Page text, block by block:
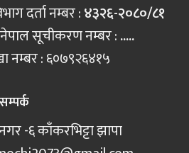
दर्ता नम्बर :४३२६-२०८०/८१
सूचीकरण नम्बर :.....
नम्बर : ६०७९२६४१५
सम्पर्क
-६ काँकरभिट्टा झापा